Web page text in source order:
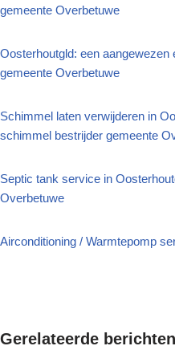
gemeente Overbetuwe
Oosterhoutgld: een
gemeente Overbetuwe
Schimmel laten verwijderen in
schimmel bestrijder gemeente
Septic tank service in
Overbetuwe
Airconditioning / Warmtepomp
Gerelateerde